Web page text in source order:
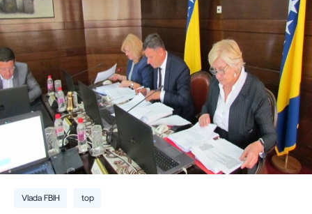
Vlada FBIH top